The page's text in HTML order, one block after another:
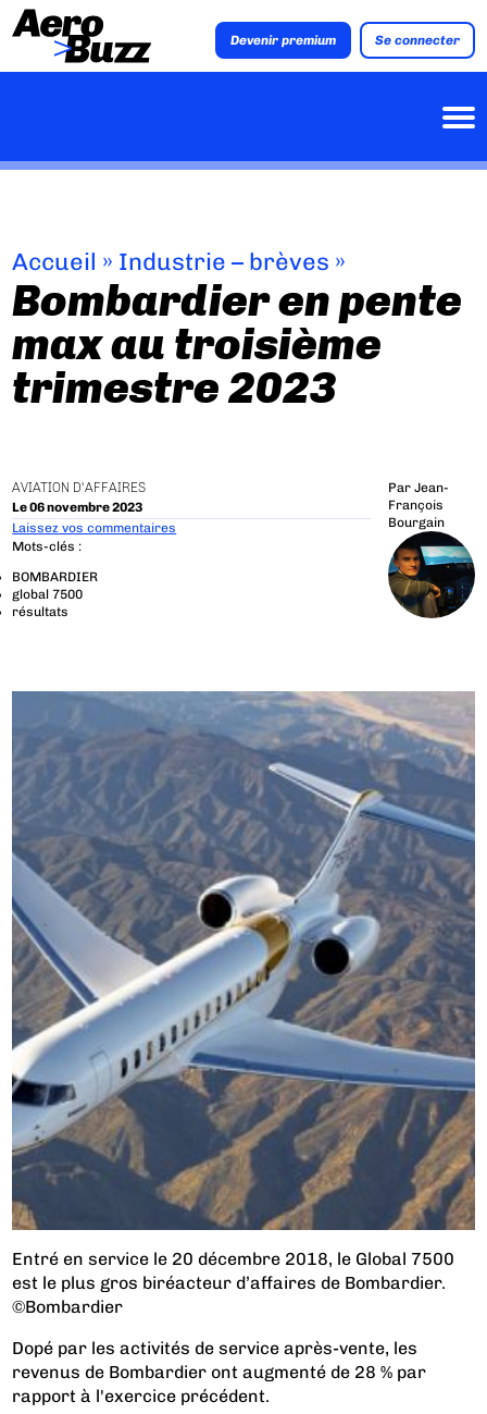
Devenir premium Se connecter
Accueil » Industrie – brèves »
Bombardier en pente
max au troisième
trimestre 2023
AVIATION D'AFFAIRES
Le 06 novembre 2023
Par Jean-
François
Bourgain
Laissez vos commentaires
Mots-clés :
BOMBARDIER
global 7500
résultats
Entré en service le 20 décembre 2018, le Global 7500
est le plus gros biréacteur d’affaires de Bombardier.
©Bombardier
Dopé par les activités de service après-vente, les
revenus de Bombardier ont augmenté de 28 % par
rapport à l'exercice précédent.